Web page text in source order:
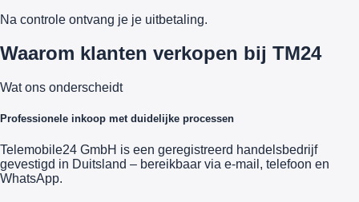
Na controle ontvang je je uitbetaling.
Waarom klanten verkopen bij TM24
Wat ons onderscheidt
Professionele inkoop met duidelijke processen
Telemobile24 GmbH is een geregistreerd handelsbedrijf
gevestigd in Duitsland – bereikbaar via e-mail, telefoon en
WhatsApp.